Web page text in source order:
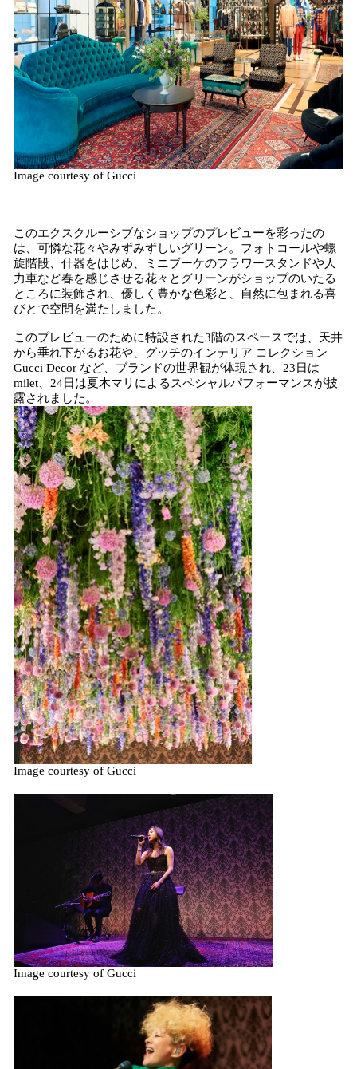
Image courtesy of Gucci
このエクスクルーシブなショップのプレビューを彩ったの
は、可憐な花々やみずみずしいグリーン。フォトコールや螺
旋階段、什器をはじめ、ミニブーケのフラワースタンドや人
力車など春を感じさせる花々とグリーンがショップのいたる
ところに装飾され、優しく豊かな色彩と、自然に包まれる喜
びとで空間を満たしました。
このプレビューのために特設された3階のスペースでは、天井
から垂れ下がるお花や、グッチのインテリア コレクション
Gucci Decor など、ブランドの世界観が体現され、23日は
milet、24日は夏木マリによるスペシャルパフォーマンスが披
露されました。
Image courtesy of Gucci
Image courtesy of Gucci